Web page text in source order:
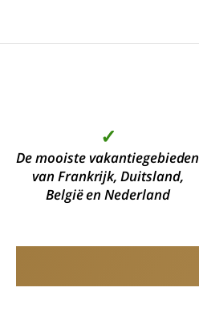
✓
De mooiste vakantiegebieden
van Frankrijk, Duitsland,
België en Nederland